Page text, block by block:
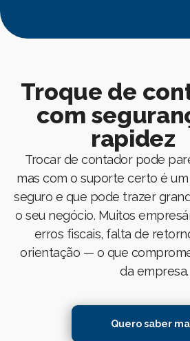
Troque de
com
rapidez
Trocar de contador pode
mas com o suporte certo é
seguro e que pode trazer
o seu negócio. Muitos
erros fiscais, falta de
orientação — o que
da empresa.
Quero saber